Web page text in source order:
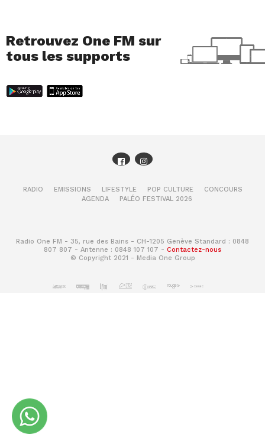
Retrouvez One FM sur
tous les supports
RADIO EMISSIONS LIFESTYLE POP CULTURE
CONCOURS
AGENDA
PALÉO FESTIVAL 2026
Radio One FM - 35, rue des Bains - CH-1205 Genève Standard : 0848
807 807 - Antenne : 0848 107 107 - Contactez-nous
© Copyright 2021 - Media One Group